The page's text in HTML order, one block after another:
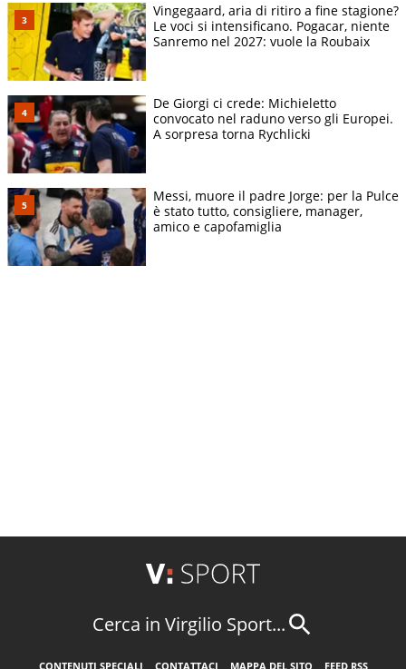
Vingegaard, aria di ritiro a fine stagione?
Le voci si intensificano. Pogacar, niente
Sanremo nel 2027: vuole la Roubaix
De Giorgi ci crede: Michieletto
convocato nel raduno verso gli Europei.
A sorpresa torna Rychlicki
Messi, muore il padre Jorge: per la Pulce
è stato tutto, consigliere, manager,
amico e capofamiglia
Cerca in Virgilio Sport...
CONTENUTI SPECIALI CONTATTACI MAPPA DEL SITO FEED RSS